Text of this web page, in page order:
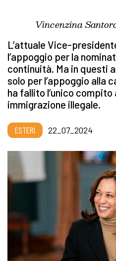
Vincenzina
L’attuale Vice-
l’appoggio per la
continuità. Ma in questi
solo per l’appoggio alla
ha fallito l’unico
immigrazione illegale.
ESTERI 22_07_2024